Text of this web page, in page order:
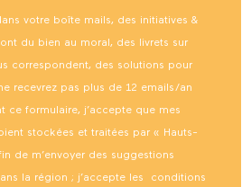
votre boîte mails, des initiatives &
du bien au moral, des livrets sur
correspondent, des solutions pour
recevrez pas plus de 12 emails/an
ce formulaire, j’accepte que mes
stockées et traitées par « Hauts-
de m’envoyer des suggestions
la région ; j’accepte les conditions